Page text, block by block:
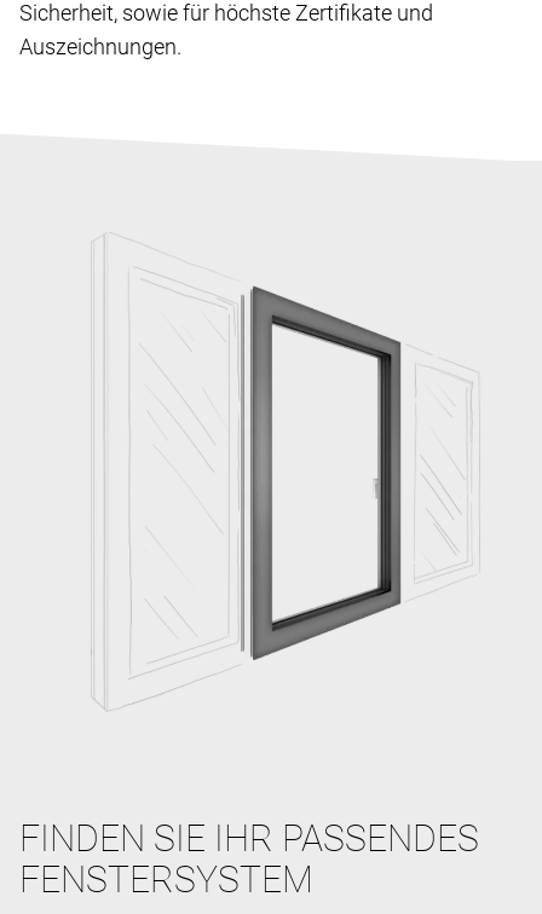
Sicherheit, sowie für höchste Zertifikate und
Auszeichnungen.
FINDEN SIE IHR PASSENDES
FENSTERSYSTEM